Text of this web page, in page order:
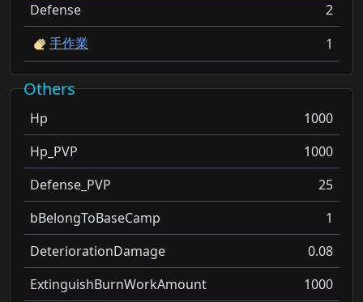
Defense
2
手作業
1
Others
Hp
1000
Hp_PVP
1000
Defense_PVP
25
bBelongToBaseCamp
1
DeteriorationDamage
0.08
ExtinguishBurnWorkAmount
1000